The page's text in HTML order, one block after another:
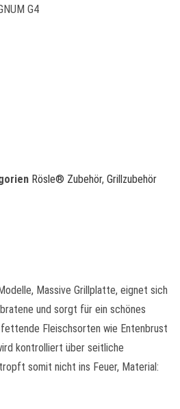
G4
Rösle® Zubehör, Grillzubehör
Massive Grillplatte, eignet sich
und sorgt für ein schönes
Fleischsorten wie Entenbrust
kontrolliert über seitliche
somit nicht ins Feuer, Material: